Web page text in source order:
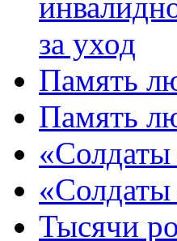
за уход
Память
Память
Тысячи